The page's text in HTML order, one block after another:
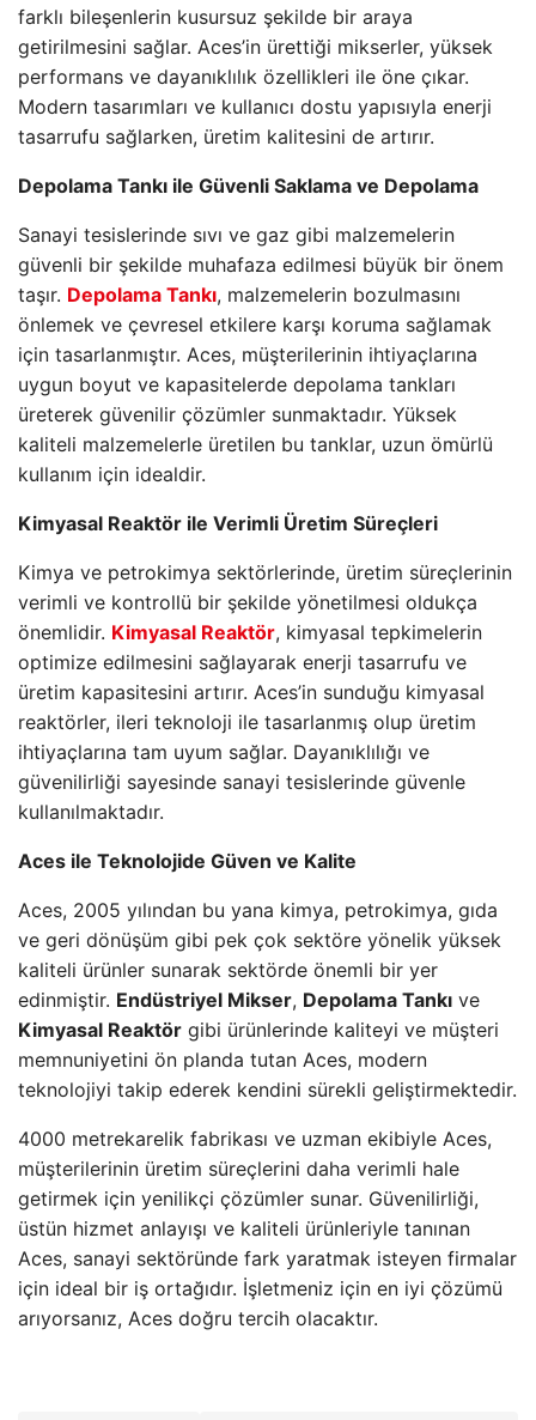
farklı bileşenlerin kusursuz şekilde bir araya
getirilmesini sağlar. Aces’in ürettiği mikserler, yüksek
performans ve dayanıklılık özellikleri ile öne çıkar.
Modern tasarımları ve kullanıcı dostu yapısıyla enerji
tasarrufu sağlarken, üretim kalitesini de artırır.
Depolama Tankı ile Güvenli Saklama ve Depolama
Sanayi tesislerinde sıvı ve gaz gibi malzemelerin
güvenli bir şekilde muhafaza edilmesi büyük bir önem
taşır. Depolama Tankı, malzemelerin bozulmasını
önlemek ve çevresel etkilere karşı koruma sağlamak
için tasarlanmıştır. Aces, müşterilerinin ihtiyaçlarına
uygun boyut ve kapasitelerde depolama tankları
üreterek güvenilir çözümler sunmaktadır. Yüksek
kaliteli malzemelerle üretilen bu tanklar, uzun ömürlü
kullanım için idealdir.
Kimyasal Reaktör ile Verimli Üretim Süreçleri
Kimya ve petrokimya sektörlerinde, üretim süreçlerinin
verimli ve kontrollü bir şekilde yönetilmesi oldukça
önemlidir. Kimyasal Reaktör, kimyasal tepkimelerin
optimize edilmesini sağlayarak enerji tasarrufu ve
üretim kapasitesini artırır. Aces’in sunduğu kimyasal
reaktörler, ileri teknoloji ile tasarlanmış olup üretim
ihtiyaçlarına tam uyum sağlar. Dayanıklılığı ve
güvenilirliği sayesinde sanayi tesislerinde güvenle
kullanılmaktadır.
Aces ile Teknolojide Güven ve Kalite
Aces, 2005 yılından bu yana kimya, petrokimya, gıda
ve geri dönüşüm gibi pek çok sektöre yönelik yüksek
kaliteli ürünler sunarak sektörde önemli bir yer
edinmiştir. Endüstriyel Mikser, Depolama Tankı ve
Kimyasal Reaktör gibi ürünlerinde kaliteyi ve müşteri
memnuniyetini ön planda tutan Aces, modern
teknolojiyi takip ederek kendini sürekli geliştirmektedir.
4000 metrekarelik fabrikası ve uzman ekibiyle Aces,
müşterilerinin üretim süreçlerini daha verimli hale
getirmek için yenilikçi çözümler sunar. Güvenilirliği,
üstün hizmet anlayışı ve kaliteli ürünleriyle tanınan
Aces, sanayi sektöründe fark yaratmak isteyen firmalar
için ideal bir iş ortağıdır. İşletmeniz için en iyi çözümü
arıyorsanız, Aces doğru tercih olacaktır.